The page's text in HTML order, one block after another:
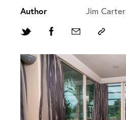
Author Jim Carter